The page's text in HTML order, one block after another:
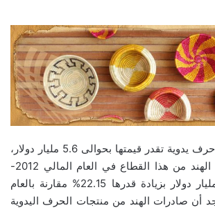
“تقوم (الهند) بإنتاج حرف يدوية تقدر قيمتها بحوالى 5.6 مليار دولار،
حيث بلغت صادرات الهند من هذا القطاع في العام المالي 2012-
2013 حوالي 3.3 مليار دولار بزيادة قدرها 22.15% مقارنة بالعام
أن صادرات الهند من منتجات الحرف اليدوية